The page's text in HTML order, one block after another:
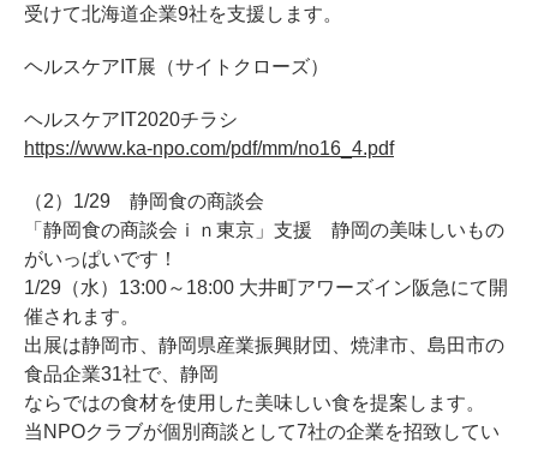
受けて北海道企業9社を支援します。
ヘルスケアIT展（サイトクローズ）
ヘルスケアIT2020チラシ
https://www.ka-npo.com/pdf/mm/no16_4.pdf
（2）1/29 静岡食の商談会
「静岡食の商談会ｉｎ東京」支援 静岡の美味しいもの
がいっぱいです！
1/29（水）13:00～18:00 大井町アワーズイン阪急にて開
催されます。
出展は静岡市、静岡県産業振興財団、焼津市、島田市の
食品企業31社で、静岡
ならではの食材を使用した美味しい食を提案します。
当NPOクラブが個別商談として7社の企業を招致してい